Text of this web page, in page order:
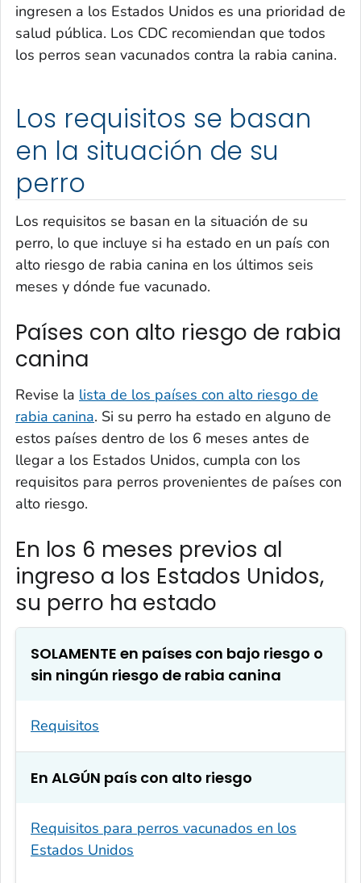
ingresen a los Estados Unidos es una prioridad de
salud pública. Los CDC recomiendan que todos
los perros sean vacunados contra la rabia canina.
Los requisitos se basan
en la situación de su
perro
Los requisitos se basan en la situación de su
perro, lo que incluye si ha estado en un país con
alto riesgo de rabia canina en los últimos seis
meses y dónde fue vacunado.
Países con alto riesgo de rabia
canina
Revise la lista de los países con alto riesgo de
rabia canina. Si su perro ha estado en alguno de
estos países dentro de los 6 meses antes de
llegar a los Estados Unidos, cumpla con los
requisitos para perros provenientes de países con
alto riesgo.
En los 6 meses previos al
ingreso a los Estados Unidos,
su perro ha estado
SOLAMENTE en países con bajo riesgo o
sin ningún riesgo de rabia canina
Requisitos
En ALGÚN país con alto riesgo
Requisitos para perros vacunados en los
Estados Unidos